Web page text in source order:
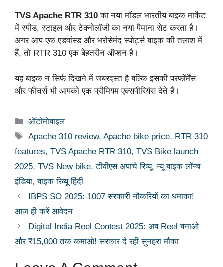
TVS Apache RTR 310 का नया मॉडल भारतीय बाइक मार्केट
में स्पीड, स्टाइल और टेक्नोलॉजी का नया पैमाना सेट करता है।
अगर आप एक एडवांस्ड और भरोसेमंद स्पोर्ट्स बाइक की तलाश में
हैं, तो RTR 310 एक बेहतरीन ऑप्शन है।
यह बाइक न सिर्फ दिखने में जबरदस्त है बल्कि इसकी परफॉर्मेंस
और फीचर्स भी आपको एक प्रीमियम एक्सपीरियंस देते हैं।
Categories
ऑटोमोबाइल
Tags
Apache 310 review,Apache bike price, RTR 310
features, TVS Apache RTR 310, TVS Bike launch
2025, TVS New bike,टीवीएस अपाचे रिव्यू,न्यू बाइक लॉन्च
इंडिया,बाइक रिव्यू हिंदी
IBPS SO 2025: 1007 सरकारी नौकरियों का धमाका!
आज ही करें आवेदन
Digital India Reel Contest 2025: अब Reel बनाओ
और ₹15,000 तक कमाओ! सरकार दे रही सुनहरा मौका